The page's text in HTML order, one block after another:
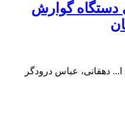
دستگاه گوارش
دهقانی، عباس درودگر